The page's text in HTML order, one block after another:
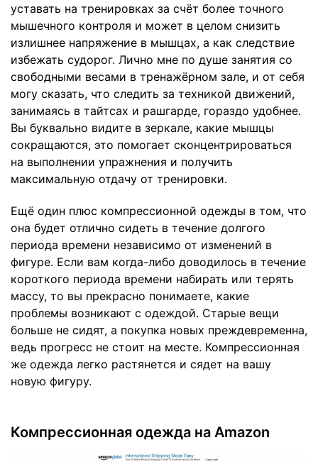
уставать на тренировках за счёт более точного
мышечного контроля и может в целом снизить
излишнее напряжение в мышцах, а как следствие
избежать судорог. Лично мне по душе занятия со
свободными весами в тренажёрном зале, и от себя
могу сказать, что следить за техникой движений,
занимаясь в тайтсах и рашгарде, гораздо удобнее.
Вы буквально видите в зеркале, какие мышцы
сокращаются, это помогает сконцентрироваться
на выполнении упражнения и получить
максимальную отдачу от тренировки.
Ещё один плюс компрессионной одежды в том, что
она будет отлично сидеть в течение долгого
периода времени независимо от изменений в
фигуре. Если вам когда-либо доводилось в течение
короткого периода времени набирать или терять
массу, то вы прекрасно понимаете, какие
проблемы возникают с одеждой. Старые вещи
больше не сидят, а покупка новых преждевременна,
ведь прогресс не стоит на месте. Компрессионная
же одежда легко растянется и сядет на вашу
новую фигуру.
Компрессионная одежда на Amazon